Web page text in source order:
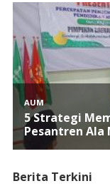
Berita Terkini